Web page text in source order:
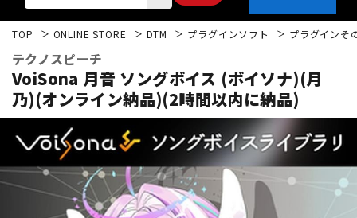
エレキギター アコギ/エレアコ
ベース ウクレレ
TOP ONLINE STORE DTM プラグインソフト プラグインそ
テクノスピーチ
VoiSona 月音 ソングボイス (ボイソナ)(月
乃)(オンライン納品)(2時間以内に納品)